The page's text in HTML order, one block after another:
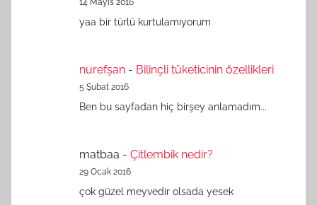
14 Mayıs 2016
yaa bir türlü kurtulamıyorum
nurefşan - Bilinçli tüketicinin özellikleri
5 Şubat 2016
Ben bu sayfadan hiç birşey anlamadım...
matbaa - Çitlembik nedir?
29 Ocak 2016
çok güzel meyvedir olsada yesek